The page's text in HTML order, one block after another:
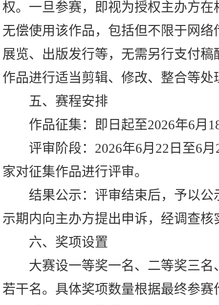
权。一旦参赛，即视为授权主办方
无偿使用该作品，包括但不限于网
展览、出版发行等，无需另行支付
作品进行适当剪辑、修改、整合等处
五、赛程安排
作品征集：即日起至2026年6月
评审阶段：2026年6月22日至6月
家对征集作品进行评审。
结果公示：评审结束后，予以公
示期内向主办方提出申诉，经调查
六、奖项设置
大赛设一等奖一名、二等奖三名
若干名。具体奖项数量根据最终参